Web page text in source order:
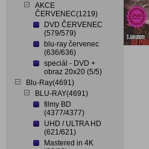
AKCE
ČERVENEC(1219)
DVD ČERVENEC
(579/579)
blu-ray červenec
(636/636)
speciál - DVD +
obraz 20x20 (5/5)
Blu-Ray(4691)
BLU-RAY(4691)
filmy BD
(4377/4377)
UHD / ULTRA HD
(621/621)
Mastered in 4K